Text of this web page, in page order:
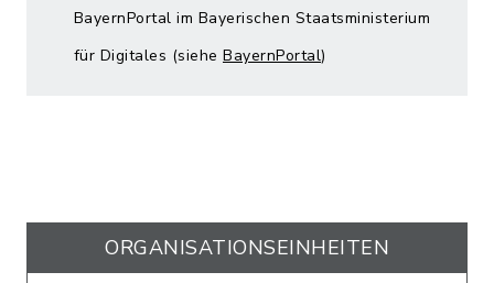
BayernPortal im Bayerischen Staatsministerium
für Digitales (siehe BayernPortal)
ORGANISATIONS­EINHEITEN